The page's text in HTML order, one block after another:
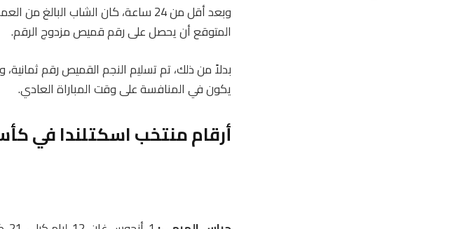
وبعد أقل من 24 ساعة، كان الشاب البالغ من العمر 19 عامًا
المتوقع أن يحصل على رقم قميص مزدوج الرقم.
بدلاً من ذلك، تم تسليم النجم القميص رقم
يكون في المنافسة على وقت المباراة العادي.
أرقام منتخب اسكتلندا في